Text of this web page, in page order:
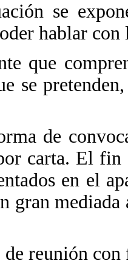
se
hablar con
que
se
de
carta. El fin
en el
gran mediada
reunión